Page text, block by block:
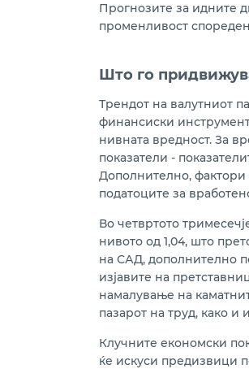
Прогнозите за идните
променливост
Што го
Трендот на валутниот
финансиски
нивната вредност. За
показатели -
Дополнително, фактори
податоците за
Во четвртото
нивото од 1,04, што
на САД, дополнително
изјавите на
намалување на
пазарот на труд, како и
Клучните економски
ќе искуси предизвици